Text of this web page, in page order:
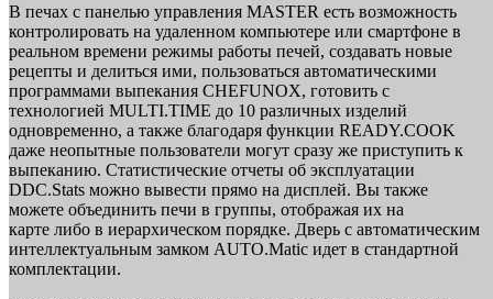
В печах с панелью управления MASTER есть возможность
контролировать на удаленном компьютере или смартфоне в
реальном времени режимы работы печей, создавать новые
рецепты и делиться ими, пользоваться автоматическими
программами выпекания CHEFUNOX, готовить с
технологией MULTI.TIME до 10 различных изделий
одновременно, а также благодаря функции READY.COOK
даже неопытные пользователи могут сразу же приступить к
выпеканию. Статистические отчеты об эксплуатации
DDC.Stats можно вывести прямо на дисплей. Вы также
можете объединить печи в группы, отображая их на
карте либо в иерархическом порядке. Дверь с автоматическим
интеллектуальным замком AUTO.Matic идет в стандартной
комплектации.